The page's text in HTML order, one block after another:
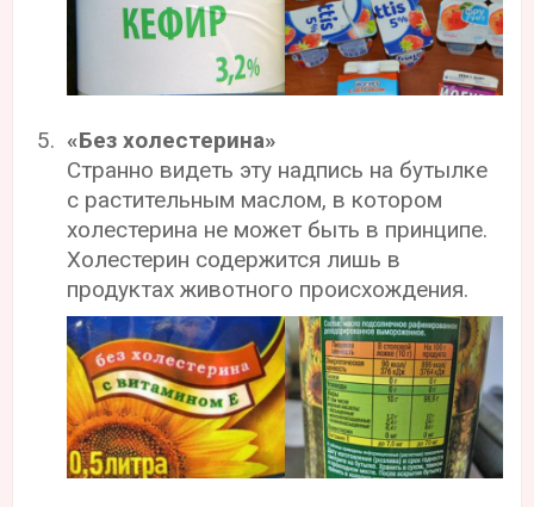
«Без холестерина»
Странно видеть эту надпись на бутылке
с растительным маслом, в котором
холестерина не может быть в принципе.
Холестерин содержится лишь в
продуктах животного происхождения.